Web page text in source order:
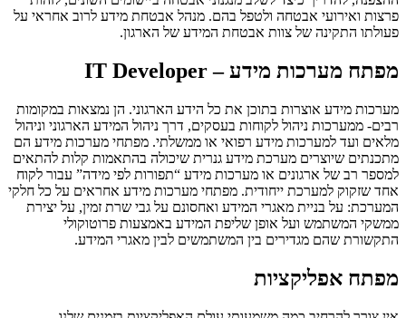
פרצות ואירועי אבטחה ולטפל בהם. מנהל אבטחת מידע לרוב אחראי על
פעולתו התקינה של צוות אבטחת המידע של הארגון.
מפתח מערכות מידע – IT Developer
מערכות מידע אוצרות בתוכן את כל הידע הארגוני. הן נמצאות במקומות
רבים- ממערכות ניהול לקוחות בעסקים, דרך ניהול המידע הארגוני וניהול
מלאים ועד למערכות מידע רפואי או ממשלתי. מפתחי מערכות מידע הם
מתכנתים שיוצרים מערכת מידע גנרית שיכולה בהתאמות קלות להתאים
למספר רב של ארגונים או מערכות מידע “תפורות לפי מידה” עבור לקוח
אחד שזקוק למערכת ייחודית. מפתחי מערכות מידע אחראים על כל חלקי
המערכת: על בניית מאגרי המידע ואחסונם על גבי שרת זמין, על יצירת
ממשקי המשתמש ועל אופן שליפת המידע באמצעות פרוטוקולי
התקשורת שהם מגדירים בין המשתמשים לבין מאגרי המידע.
מפתח אפליקציות